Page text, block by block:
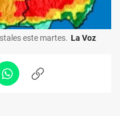
este martes. La Voz
WhatsappCopiar